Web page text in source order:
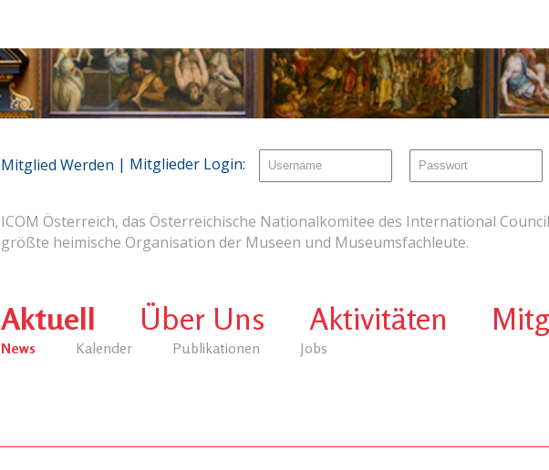
ICOM Österreich, das Österreichische Nationalkomitee des International
größte heimische Organisation der Museen und Museumsfachleute.
Aktuell
News Kalender Publikationen Jobs
Über Uns Aktivitäten
Mitglied Werden | Mitglieder Login: